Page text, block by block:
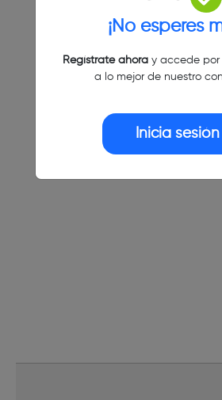
¡No esperes
Regístrate ahoray accede por
a lo mejor de nuestro
Inicia sesión